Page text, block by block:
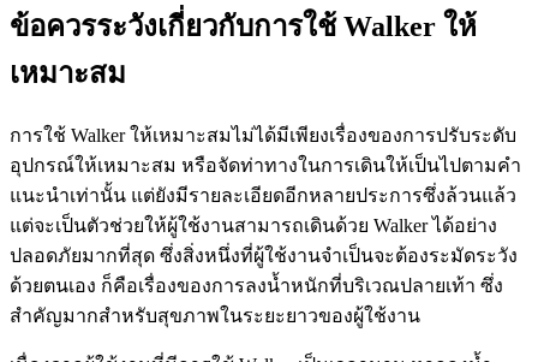
ข้อควรระวังเกี่ยวกับการใช้ Walker ให้
เหมาะสม
การใช้ Walker ให้เหมาะสมไม่ได้มีเพียงเรื่องของการปรับระดับ
อุปกรณ์ให้เหมาะสม หรือจัดท่าทางในการเดินให้เป็นไปตามคำ
แนะนำเท่านั้น แต่ยังมีรายละเอียดอีกหลายประการซึ่งล้วนแล้ว
แต่จะเป็นตัวช่วยให้ผู้ใช้งานสามารถเดินด้วย Walker ได้อย่าง
ปลอดภัยมากที่สุด ซึ่งสิ่งหนึ่งที่ผู้ใช้งานจำเป็นจะต้องระมัดระวัง
ด้วยตนเอง ก็คือเรื่องของการลงน้ำหนักที่บริเวณปลายเท้า ซึ่ง
สำคัญมากสำหรับสุขภาพในระยะยาวของผู้ใช้งาน